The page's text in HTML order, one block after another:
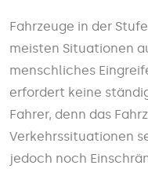
Fahrzeuge in der
meisten Situationen
menschliches
erfordert keine
Fahrer, denn das
Verkehrssituationen
jedoch noch